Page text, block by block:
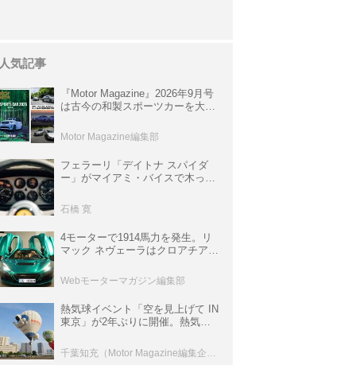
人気記事
『Motor Magazine』2026年9月号
は古今の和製スポーツカーを大特
情報も満載
Motor Magazine編集部
フェラーリ「デイトナ スパイダ
ー」がマイアミ・バイスで木っ端
サ」に化けた理由
石橋 寛
4モーターで1914馬力を発生。リ
マック ネヴェーラはクロアチア発
ロニクル・完全版／115】
Webモーターマガジン編集部
熱気球イベント「空を見上げて IN
東京」が2年ぶりに開催。熱気球
室などのコンテンツも